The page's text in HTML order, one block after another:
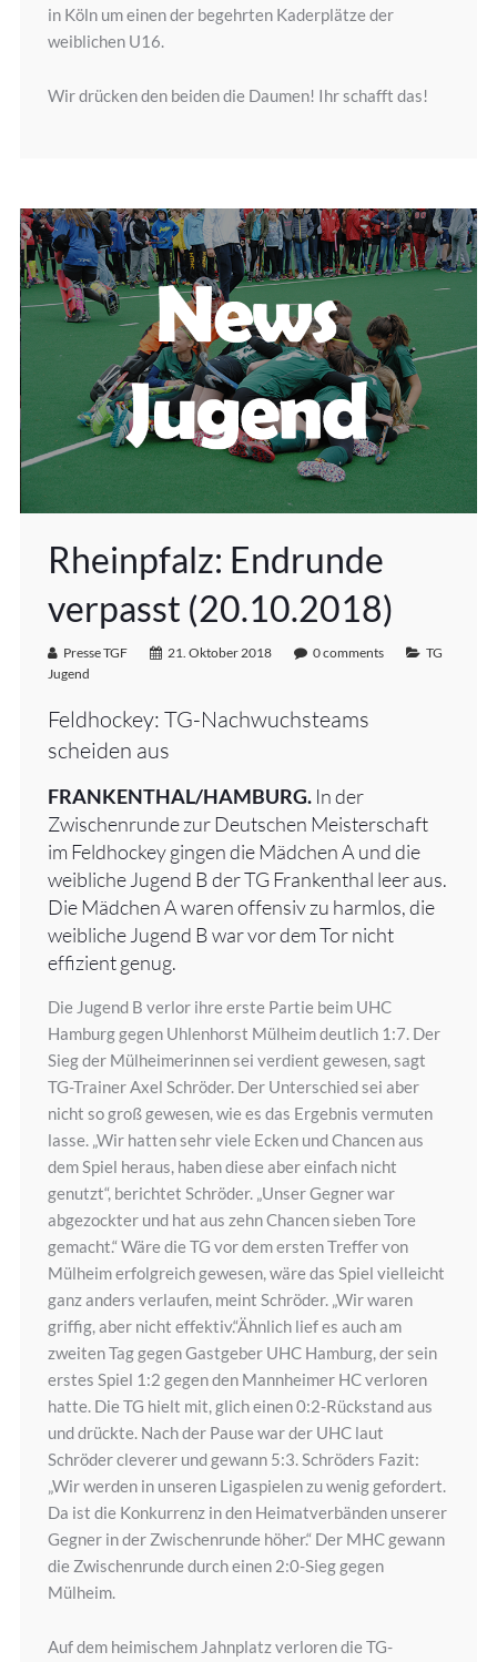
in Köln um einen der begehrten Kaderplätze der
weiblichen U16.
Wir drücken den beiden die Daumen! Ihr schafft das!
Rheinpfalz: Endrunde
verpasst (20.10.2018)
Presse TGF 21. Oktober 2018 0 comments
TG
Jugend
Feldhockey: TG-Nachwuchsteams
scheiden aus
FRANKENTHAL/HAMBURG.In der
Zwischenrunde zur Deutschen Meisterschaft
im Feldhockey gingen die Mädchen A und die
weibliche Jugend B der TG Frankenthal leer aus.
Die Mädchen A waren offensiv zu harmlos, die
weibliche Jugend B war vor dem Tor nicht
effizient genug.
Die Jugend B verlor ihre erste Partie beim UHC
Hamburg gegen Uhlenhorst Mülheim deutlich 1:7. Der
Sieg der Mülheimerinnen sei verdient gewesen, sagt
TG-Trainer Axel Schröder. Der Unterschied sei aber
nicht so groß gewesen, wie es das Ergebnis vermuten
lasse. „Wir hatten sehr viele Ecken und Chancen aus
dem Spiel heraus, haben diese aber einfach nicht
genutzt“, berichtet Schröder. „Unser Gegner war
abgezockter und hat aus zehn Chancen sieben Tore
gemacht.“ Wäre die TG vor dem ersten Treffer von
Mülheim erfolgreich gewesen, wäre das Spiel vielleicht
ganz anders verlaufen, meint Schröder. „Wir waren
griffig, aber nicht effektiv.“Ähnlich lief es auch am
zweiten Tag gegen Gastgeber UHC Hamburg, der sein
erstes Spiel 1:2 gegen den Mannheimer HC verloren
hatte. Die TG hielt mit, glich einen 0:2-Rückstand aus
und drückte. Nach der Pause war der UHC laut
Schröder cleverer und gewann 5:3. Schröders Fazit:
„Wir werden in unseren Ligaspielen zu wenig gefordert.
Da ist die Konkurrenz in den Heimatverbänden unserer
Gegner in der Zwischenrunde höher.“ Der MHC gewann
die Zwischenrunde durch einen 2:0-Sieg gegen
Mülheim.
Auf dem heimischem Jahnplatz verloren die TG-